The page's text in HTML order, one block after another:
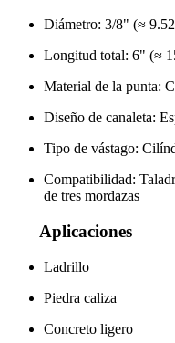
Diámetro: 3/8" (≈
Longitud total: 6" (≈
Material de la punta:
Diseño de canaleta:
Tipo de vástago:
Compatibilidad:
de tres mordazas
Aplicaciones
Ladrillo
Piedra caliza
Concreto ligero